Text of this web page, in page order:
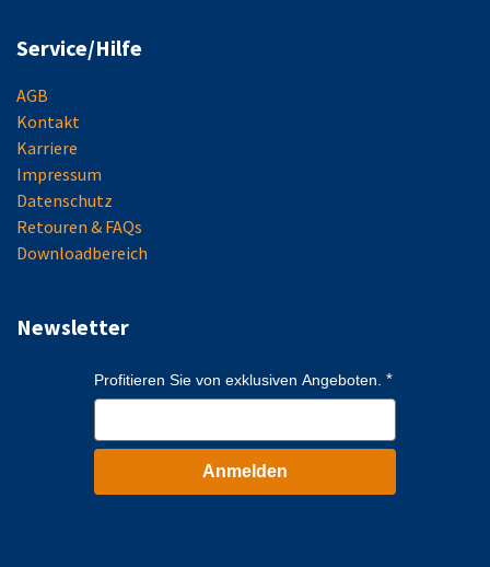
Service/Hilfe
AGB
Kontakt
Karriere
Impressum
Datenschutz
Retouren & FAQs
Downloadbereich
Newsletter
Profitieren Sie von exklusiven Angeboten.
Anmelden